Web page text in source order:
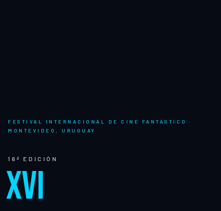
FESTIVAL INTERNACIONAL DE CINE FANTÁSTICO ·
MONTEVIDEO, URUGUAY
16ª EDICIÓN
XVI